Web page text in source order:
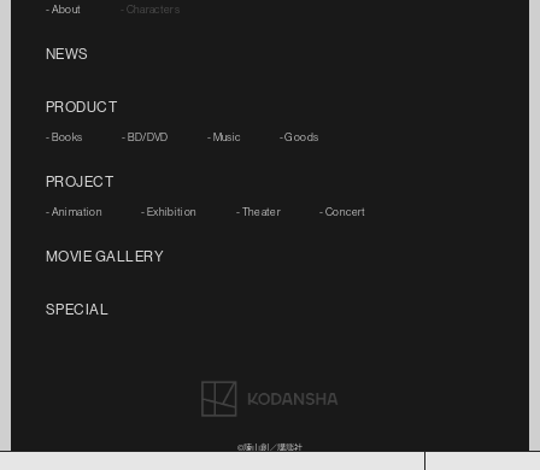
- About - Characters
NEWS
PRODUCT
- Books - BD/DVD - Music - Goods
PROJECT
- Animation - Exhibition - Theater - Concert
MOVIE GALLERY
SPECIAL
©諫山創／講談社